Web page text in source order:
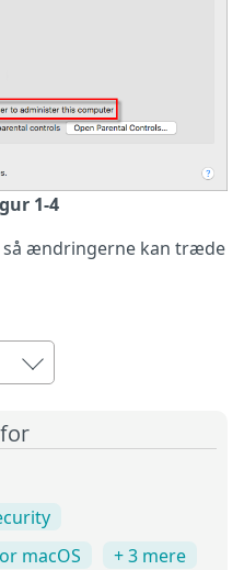
1-4
så ændringerne kan træde
macOS
+ 3 mere